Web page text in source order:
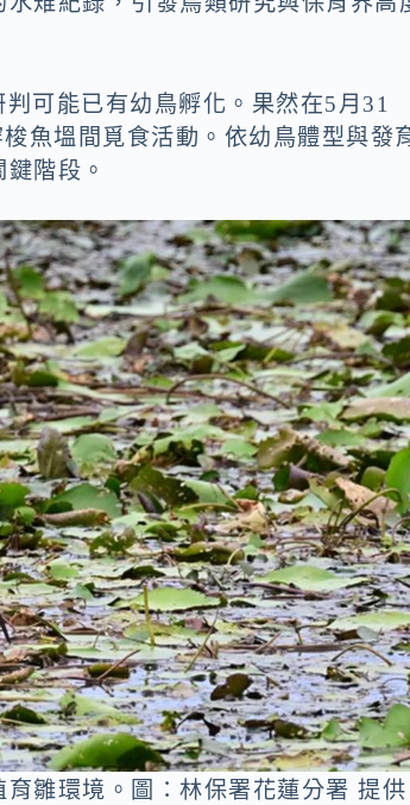
可能已有幼鳥孵化。果然在5月31
魚塭間覓食活動。依幼鳥體型與發
階段。
雛環境。圖：林保署花蓮分署 提供